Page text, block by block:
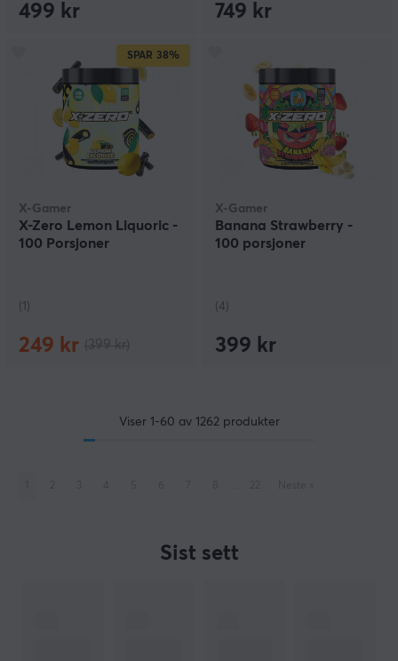
499 kr 749 kr
SPAR 38%
X-Gamer
X-Zero Lemon Liquoric -
100 Porsjoner
(1)
249 kr
X-Gamer
Banana Strawberry -
100 porsjoner
(4)
399 kr
Viser 1-60 av 1262produkter
Sist sett